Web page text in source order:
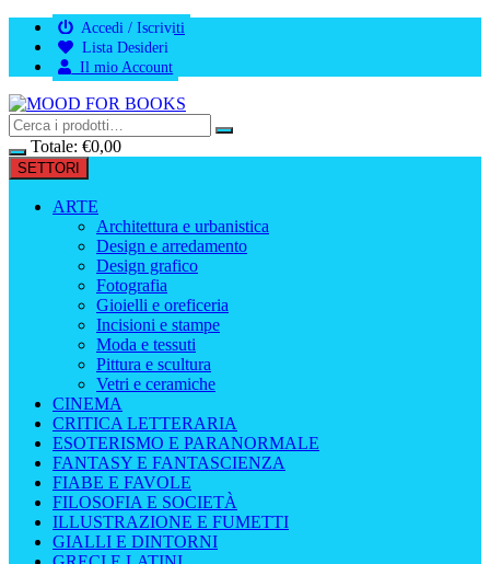
contenuto
Accedi / Iscriviti
Lista Desideri
Il mio Account
Totale: €0,00
SETTORI
ARTE
Architettura e urbanistica
Design e arredamento
Design grafico
Fotografia
Gioielli e oreficeria
Incisioni e stampe
Moda e tessuti
Pittura e scultura
Vetri e ceramiche
CINEMA
CRITICA LETTERARIA
ESOTERISMO E PARANORMALE
FANTASY E FANTASCIENZA
FIABE E FAVOLE
FILOSOFIA E SOCIETÀ
ILLUSTRAZIONE E FUMETTI
GIALLI E DINTORNI